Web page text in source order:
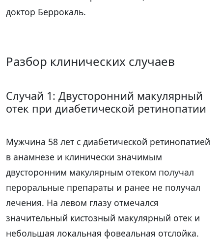
доктор Беррокаль.
Разбор клинических случаев
Случай 1: Двусторонний макулярный
отек при диабетической ретинопатии
Мужчина 58 лет с диабетической ретинопатией
в анамнезе и клинически значимым
двусторонним макулярным отеком получал
пероральные препараты и ранее не получал
лечения. На левом глазу отмечался
значительный кистозный макулярный отек и
небольшая локальная фовеальная отслойка.